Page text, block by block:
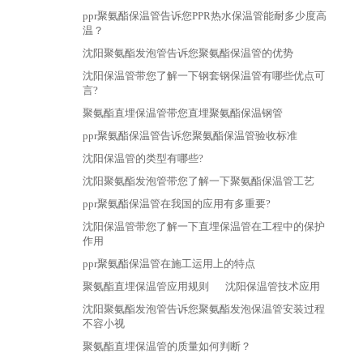
ppr聚氨酯保温管​告诉您PPR热水保温管能耐多少度高
温？
沈阳聚氨酯发泡管告诉您聚氨酯保温管的优势
沈阳保温管​带您了解一下钢套钢保温管有哪些优点可
言?
聚氨酯直埋保温管带您直埋聚氨酯保温钢管
ppr聚氨酯保温管​告诉您聚氨酯保温管验收标准
沈阳保温管的类型有哪些?
沈阳聚氨酯发泡管带您了解一下聚氨酯保温管工艺
ppr聚氨酯保温管在我国的应用有多重要?
沈阳保温管带您了解一下直埋保温管在工程中的保护
作用
ppr聚氨酯保温管在施工运用上的特点
聚氨酯直埋保温管​应用规则
沈阳保温管技术应用
沈阳聚氨酯发泡管告诉您聚氨酯发泡保温管安装过程
不容小视
聚氨酯直埋保温管的质量如何判断？